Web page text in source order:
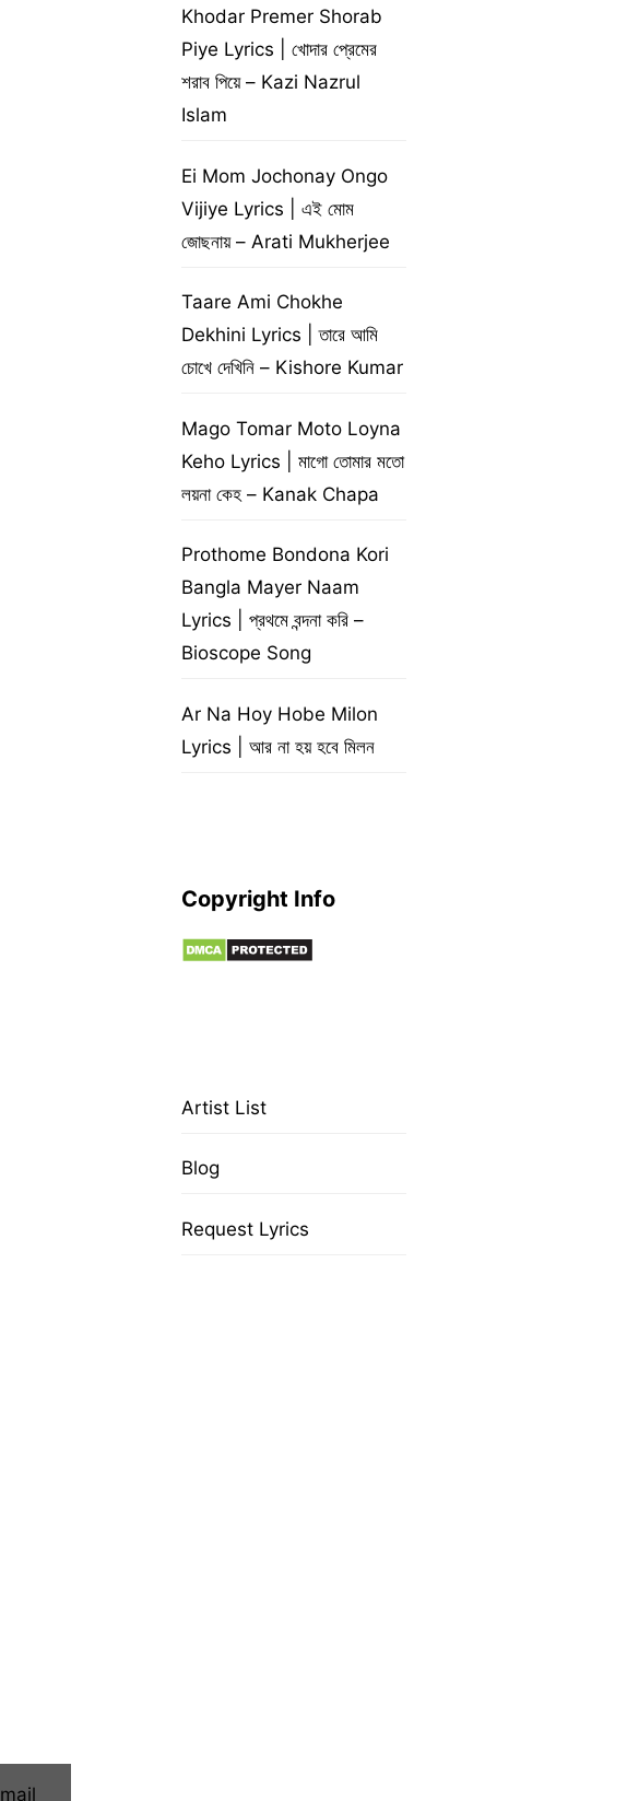
Khodar Premer Shorab
Piye Lyrics | খোদার প্রেমের
শরাব পিয়ে – Kazi Nazrul
Islam
Ei Mom Jochonay Ongo
Vijiye Lyrics | এই মোম
জোছনায় – Arati Mukherjee
Taare Ami Chokhe
Dekhini Lyrics | তারে আমি
চোখে দেখিনি – Kishore Kumar
Mago Tomar Moto Loyna
Keho Lyrics | মাগো তোমার মতো
লয়না কেহ – Kanak Chapa
Prothome Bondona Kori
Bangla Mayer Naam
Lyrics | প্রথমে বন্দনা করি –
Bioscope Song
Ar Na Hoy Hobe Milon
Lyrics | আর না হয় হবে মিলন
Copyright Info
Artist List
Blog
Request Lyrics